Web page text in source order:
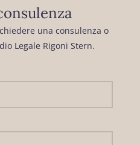
una consulenza o
Legale Rigoni Stern.